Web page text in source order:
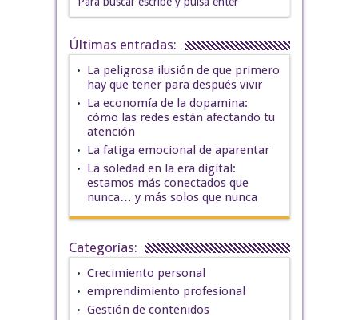
Últimas entradas:
La peligrosa ilusión de que primero
hay que tener para después vivir
La economía de la dopamina:
cómo las redes están afectando tu
atención
La fatiga emocional de aparentar
La soledad en la era digital:
estamos más conectados que
nunca… y más solos que nunca
Categorías:
Crecimiento personal
emprendimiento profesional
Gestión de contenidos